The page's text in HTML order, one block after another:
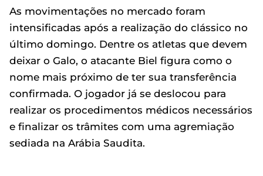
As movimentações no mercado foram
intensificadas após a realização do clássico no
último domingo. Dentre os atletas que devem
deixar o Galo, o atacante Biel figura como o
nome mais próximo de ter sua transferência
confirmada. O jogador já se deslocou para
realizar os procedimentos médicos necessários
e finalizar os trâmites com uma agremiação
sediada na Arábia Saudita.